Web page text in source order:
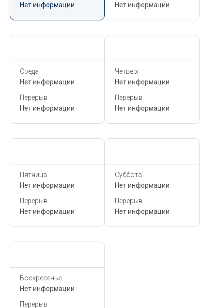
Нет информации
Нет информации
Среда
Нет информации
Перерыв
Нет информации
Четверг
Нет информации
Перерыв
Нет информации
Пятница
Нет информации
Перерыв
Нет информации
Суббота
Нет информации
Перерыв
Нет информации
Воскресенье
Нет информации
Перерыв